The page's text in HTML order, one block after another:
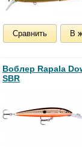
Сравнить В
Воблер Rapala
SBR